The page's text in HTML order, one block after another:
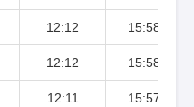
12:12 15:58
12:12 15:58
12:11 15:57